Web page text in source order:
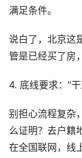
满足条件。
说白了，北京这
管是已经买了房
4. 底线要求：“
别担心流程复杂
么证明？去户籍
在全国联网，线